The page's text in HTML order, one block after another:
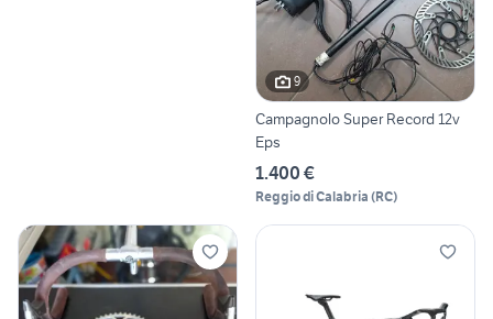
9
Campagnolo Super Record 12v
Eps
1.400 €
Reggio di Calabria (RC)